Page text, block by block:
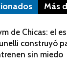
Más
de Chicas: el
construyó
sin miedo